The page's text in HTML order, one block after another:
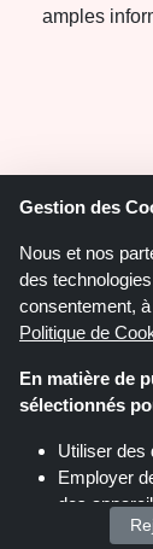
amples
Politique de
Contactez-
Juridique
Blog
Gestion des
Nous et nos
des
consentement,
Politique de
En matière de
sélectionnés
Utiliser des
Employer
des
Stocker